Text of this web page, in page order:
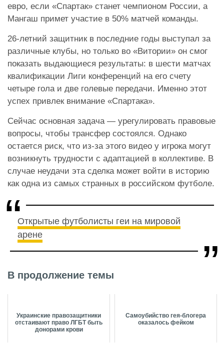
евро, если «Спартак» станет чемпионом России, а
Мангаш примет участие в 50% матчей команды.
26-летний защитник в последние годы выступал за
различные клубы, но только во «Витории» он смог
показать выдающиеся результаты: в шести матчах
квалификации Лиги конференций на его счету
четыре гола и две голевые передачи. Именно этот
успех привлек внимание «Спартака».
Сейчас основная задача — урегулировать правовые
вопросы, чтобы трансфер состоялся. Однако
остается риск, что из-за этого видео у игрока могут
возникнуть трудности с адаптацией в коллективе. В
случае неудачи эта сделка может войти в историю
как одна из самых странных в российском футболе.
Открытые футболисты геи на мировой
арене
В продолжение темы
Украинские правозащитники
отстаивают право ЛГБТ быть
донорами крови
Самоубийство гея-блогера
оказалось фейком